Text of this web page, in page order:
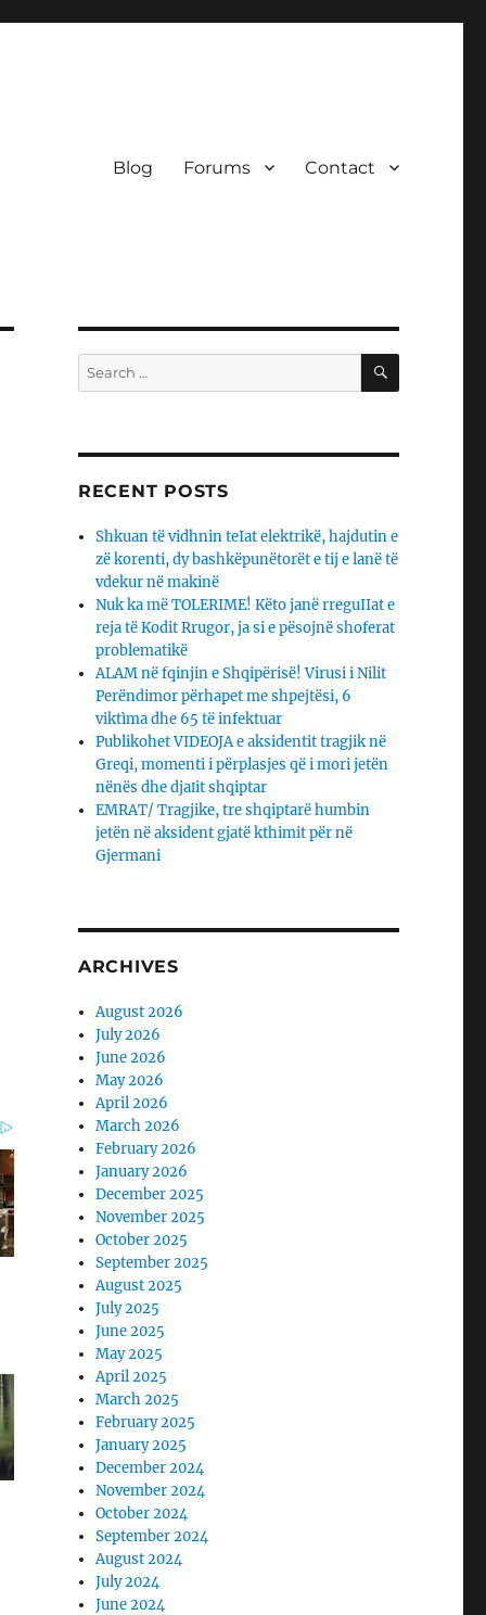
Blog Forums Contact
Search
for:
SEARCH
RECENT POSTS
Shkuan të vidhnin teIat elektrikë, hajdutin e
zë korenti, dy bashkëpunëtorët e tij e lanë të
vdekur në makinë
Nuk ka më TOLERIME! Këto janë rreguIIat e
reja të Kodit Rrugor, ja si e pësojnë shoferat
problematikë
ALAM në fqinjin e Shqipërisë! Virusi i Nilit
Perëndimor përhapet me shpejtësi, 6
viktìma dhe 65 të infektuar
Publikohet VIDEOJA e aksidentit tragjik në
Greqi, momenti i përplasjes që i mori jetën
nënës dhe djaΙit shqiptar
EMRAT/ Tragjike, tre shqiptarë humbin
jetën në aksident gjatë kthimit për në
Gjermani
ARCHIVES
August 2026
July 2026
June 2026
May 2026
April 2026
March 2026
February 2026
January 2026
December 2025
November 2025
October 2025
September 2025
August 2025
July 2025
June 2025
May 2025
April 2025
March 2025
February 2025
January 2025
December 2024
November 2024
October 2024
September 2024
August 2024
July 2024
June 2024